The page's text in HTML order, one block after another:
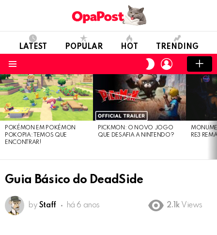
LATEST POPULAR HOT TRENDING
SWITCH
SKIN
LOGIN
LATEST
STORIES
POKÉMON EM POKÉMON
POKOPIA: TEMOS QUE
ENCONTRAR!
PICKMON: O NOVO JOGO
QUE DESAFIA A NINTENDO?
RE3
Guia Básico do DeadSide
by Staff há 6 anos 2.1k Views